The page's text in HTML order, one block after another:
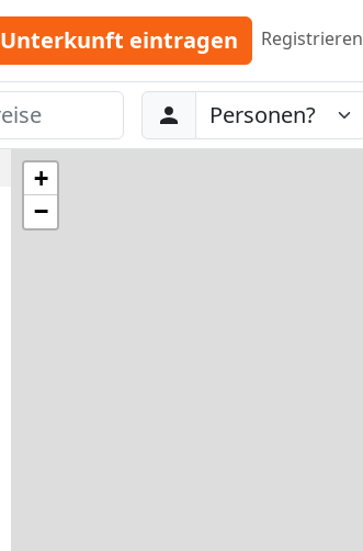
Unterkunft eintragen Registrieren
Abreise
Personen
+
−